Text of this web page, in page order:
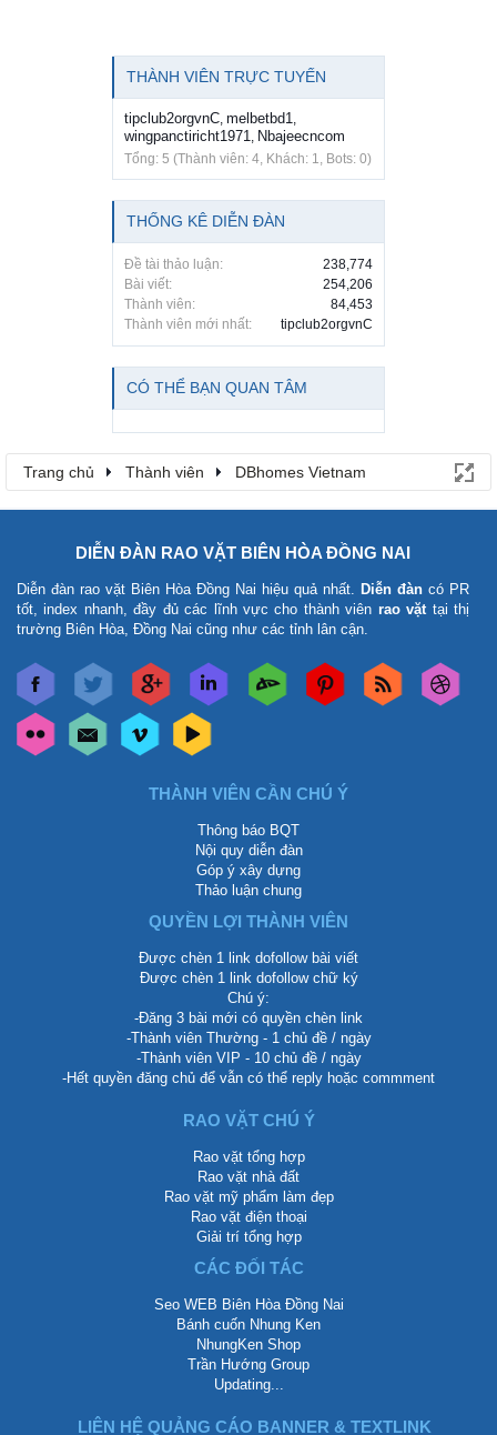
THÀNH VIÊN TRỰC TUYẾN
tipclub2orgvnC, melbetbd1,
wingpanctiricht1971, Nbajeecncom
Tổng: 5 (Thành viên: 4, Khách: 1, Bots: 0)
THỐNG KÊ DIỄN ĐÀN
Đề tài thảo luận:
238,774
Bài viết:
254,206
Thành viên:
84,453
Thành viên mới nhất:
tipclub2orgvnC
CÓ THỂ BẠN QUAN TÂM
Trang chủ Thành viên DBhomes Vietnam
DIỄN ĐÀN RAO VẶT BIÊN HÒA ĐỒNG NAI
Diễn đàn rao vặt Biên Hòa Đồng Nai hiệu quả nhất. Diễn đàn có PR
tốt, index nhanh, đầy đủ các lĩnh vực cho thành viên rao vặttại thị
trường Biên Hòa, Đồng Nai cũng như các tỉnh lân cận.
THÀNH VIÊN CẦN CHÚ Ý
Thông báo BQT
Nội quy diễn đàn
Góp ý xây dựng
Thảo luận chung
QUYỀN LỢI THÀNH VIÊN
Được chèn 1 link dofollow bài viết
Được chèn 1 link dofollow chữ ký
Chú ý:
-Đăng 3 bài mới có quyền chèn link
-Thành viên Thường - 1 chủ đề / ngày
-Thành viên VIP - 10 chủ đề / ngày
-Hết quyền đăng chủ để vẫn có thể reply hoặc commment
RAO VẶT CHÚ Ý
Rao vặt tổng hợp
Rao vặt nhà đất
Rao vặt mỹ phẩm làm đẹp
Rao vặt điện thoại
Giải trí tổng hợp
CÁC ĐỐI TÁC
Seo WEB Biên Hòa Đồng Nai
Bánh cuốn Nhung Ken
NhungKen Shop
Trần Hướng Group
Updating...
LIÊN HỆ QUẢNG CÁO BANNER & TEXTLINK